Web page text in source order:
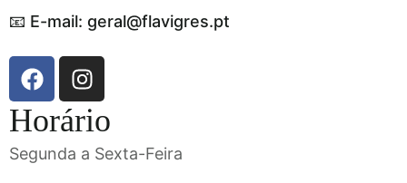
📧 E-mail: geral@flavigres.pt
Horário
Segunda a Sexta-Feira